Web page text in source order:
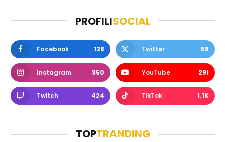
PROFILISOCIAL
Facebook 128 Twitter 58
Instagram 350 YouTube 291
Twitch 424 TikTok 1.1K
TOPTRANDING